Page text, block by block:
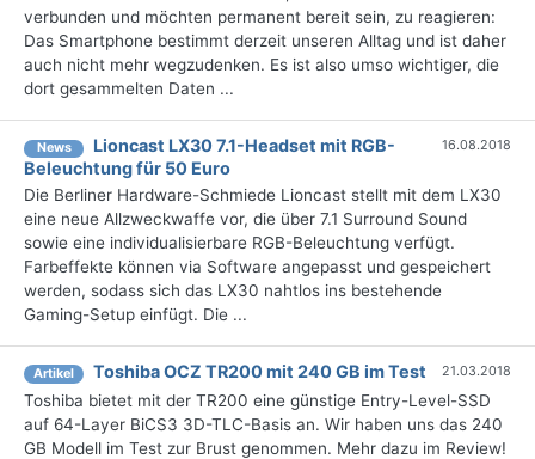
verbunden und möchten permanent bereit sein, zu reagieren:
Das Smartphone bestimmt derzeit unseren Alltag und ist daher
auch nicht mehr wegzudenken. Es ist also umso wichtiger, die
dort gesammelten Daten ...
News
Lioncast LX30 7.1-Headset mit RGB-
Beleuchtung für 50 Euro
16.08.2018
Die Berliner Hardware-Schmiede Lioncast stellt mit dem LX30
eine neue Allzweckwaffe vor, die über 7.1 Surround Sound
sowie eine individualisierbare RGB-Beleuchtung verfügt.
Farbeffekte können via Software angepasst und gespeichert
werden, sodass sich das LX30 nahtlos ins bestehende
Gaming-Setup einfügt. Die ...
Artikel Toshiba OCZ TR200 mit 240 GB im Test 21.03.2018
Toshiba bietet mit der TR200 eine günstige Entry-Level-SSD
auf 64-Layer BiCS3 3D-TLC-Basis an. Wir haben uns das 240
GB Modell im Test zur Brust genommen. Mehr dazu im Review!